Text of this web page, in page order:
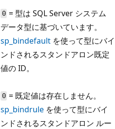
0 = 型は SQL Server システム
データ型に基づいています。
sp_bindefault を使って型にバイ
ンドされるスタンドアロン既定
値の ID。
0 = 既定値は存在しません。
sp_bindrule を使って型にバイ
ンドされるスタンドアロン ルー